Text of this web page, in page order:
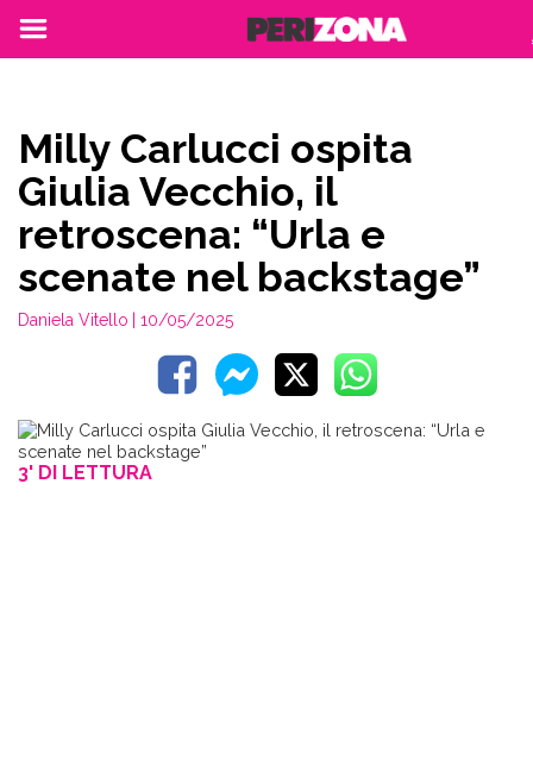
Milly Carlucci ospita
Giulia Vecchio, il
retroscena: “Urla e
scenate nel backstage”
Daniela Vitello | 10/05/2025
3' DI LETTURA